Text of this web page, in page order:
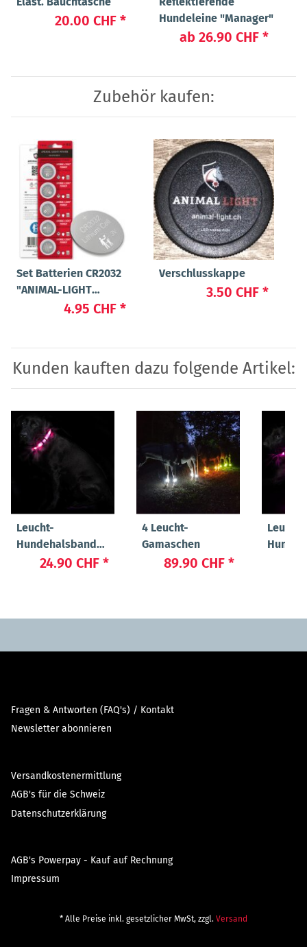
20.00 CHF *
Hundeleine "Manager"
ab 26.90 CHF *
Zubehör kaufen:
Set Batterien CR2032
"ANIMAL-LIGHT
4.95 CHF *
Verschlusskappe
3.50 CHF *
Kunden kauften dazu folgende Artikel:
Leucht-
Hundehalsband
"Cash"24.90 CHF *
4 Leucht-
Gamaschen
89.90 CHF *
Leucht-
Fragen & Antworten (FAQ's) / Kontakt
Newsletter abonnieren
Versandkostenermittlung
AGB's für die Schweiz
Datenschutzerklärung
AGB's Powerpay - Kauf auf Rechnung
Impressum
* Alle Preise inkl. gesetzlicher MwSt, zzgl. Versand